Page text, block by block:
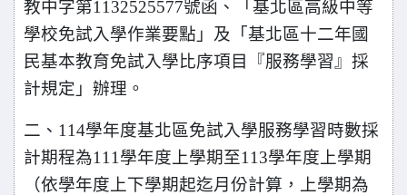
教中字第1132525577號函、「基北區高級中等
學校免試入學作業要點」及「基北區十二年國
民基本教育免試入學比序項目『服務學習』採
計規定」辦理。
二、114學年度基北區免試入學服務學習時數採
計期程為111學年度上學期至113學年度上學期
（依學年度上下學期起迄月份計算，上學期為